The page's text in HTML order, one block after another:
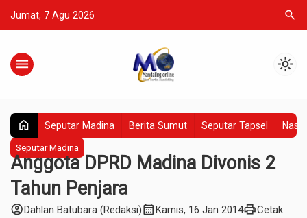
Jumat, 7 Agu 2026 search
menu light_mode
home Seputar Madina Berita Sumut Seputar Tapsel
Seputar Madina
Anggota DPRD Madina Divonis 2
Tahun Penjara
account_circleDahlan Batubara (Redaksi)calendar_monthKamis, 16 Jan 2014printCetak